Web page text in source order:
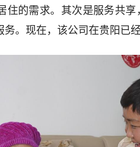
住的需求。其次是服务共
。现在，该公司在贵阳已